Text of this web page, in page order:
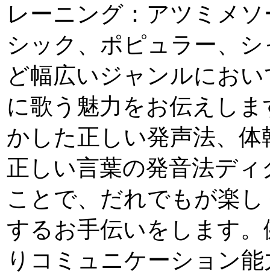
レーニング：アツミメ
シック、ポピュラー、
ど幅広いジャンルにお
に歌う魅力をお伝えし
かした正しい発声法、
正しい言葉の発音法デ
ことで、だれでもが楽
するお手伝いをします
りコミュニケーション